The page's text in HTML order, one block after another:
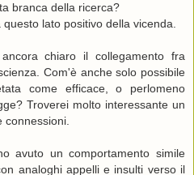
branca della ricerca?
lato positivo della vicenda.
chiaro il collegamento fra
Com'è anche solo possibile
come efficace, o perlomeno
Troverei molto interessante un
connessioni.
avuto un comportamento simile
analoghi appelli e insulti verso il